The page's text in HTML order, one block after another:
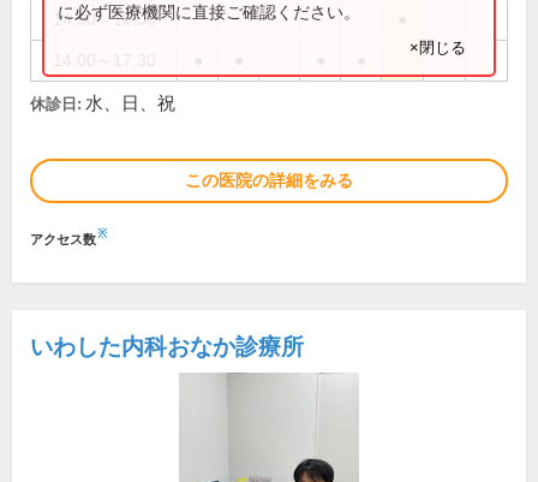
14:00～16:00
に必ず医療機関に直接ご確認ください。
×閉じる
休診日: 水、日、祝
この医院の詳細をみる
アクセス数※
いわした内科おなか診療所